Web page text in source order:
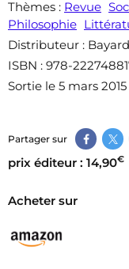
Thèmes : Revue
Philosophie
Distributeur : Bayard
ISBN : 978-
Sortie le 5 mars 2015
Partager sur
prix éditeur : 14,90€
Acheter sur